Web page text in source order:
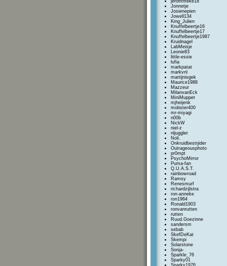
jerommeke18
Jonnetje
Josienepien
Jowell134
King_Julien
Knuffelbeertje16
Knuffelbeertje17
Knuffelbeertje1987
Kruidnagel
LabMeisje
Leonie83
little-essie
lufia
markpatat
markvnl
martijnisgek
Maurice1988
Mazzeur
MilanvanEck
MiniMuppet
mjheijenk
mobster400
mr-miyagi
n00b
NickW
niel-z
nljuggler
Noli.
Onkruidbestrjider
Outrageousphoto
pr0mpt
PsychoMirror
Puma-fan
Q.U.A.S.T.
rainbowroad
Ramsy
Renesmurf
richardzijlstra
ron-anneke
ron1964
Ronald1903
ronvanrutten
rutten
Ruud.Goezinne
sandersm
sebab
SkefDeKat
Skempi
Solarstone
Sonja-
Sparkle_76
Sparky01
Sparky1976